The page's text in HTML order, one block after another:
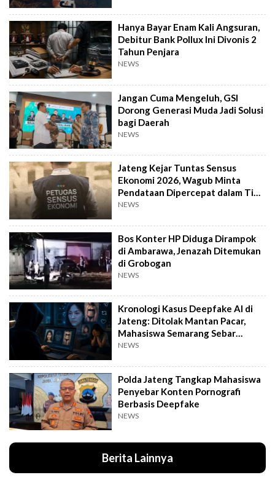
Hanya Bayar Enam Kali Angsuran,
Debitur Bank Pollux Ini Divonis 2
Tahun Penjara
NEWS
Jangan Cuma Mengeluh, GSI
Dorong Generasi Muda Jadi Solusi
bagi Daerah
NEWS
Jateng Kejar Tuntas Sensus
Ekonomi 2026, Wagub Minta
Pendataan Dipercepat dalam Tiga
Pekan
NEWS
Bos Konter HP Diduga Dirampok
di Ambarawa, Jenazah Ditemukan
di Grobogan
NEWS
Kronologi Kasus Deepfake AI di
Jateng: Ditolak Mantan Pacar,
Mahasiswa Semarang Sebar
Konten Porno
NEWS
Polda Jateng Tangkap Mahasiswa
Penyebar Konten Pornografi
Berbasis Deepfake
NEWS
Berita Lainnya